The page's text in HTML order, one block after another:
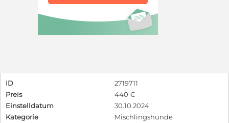
ID
2719711
Preis
440 €
Einstelldatum
30.10.2024
Kategorie
Mischlingshunde